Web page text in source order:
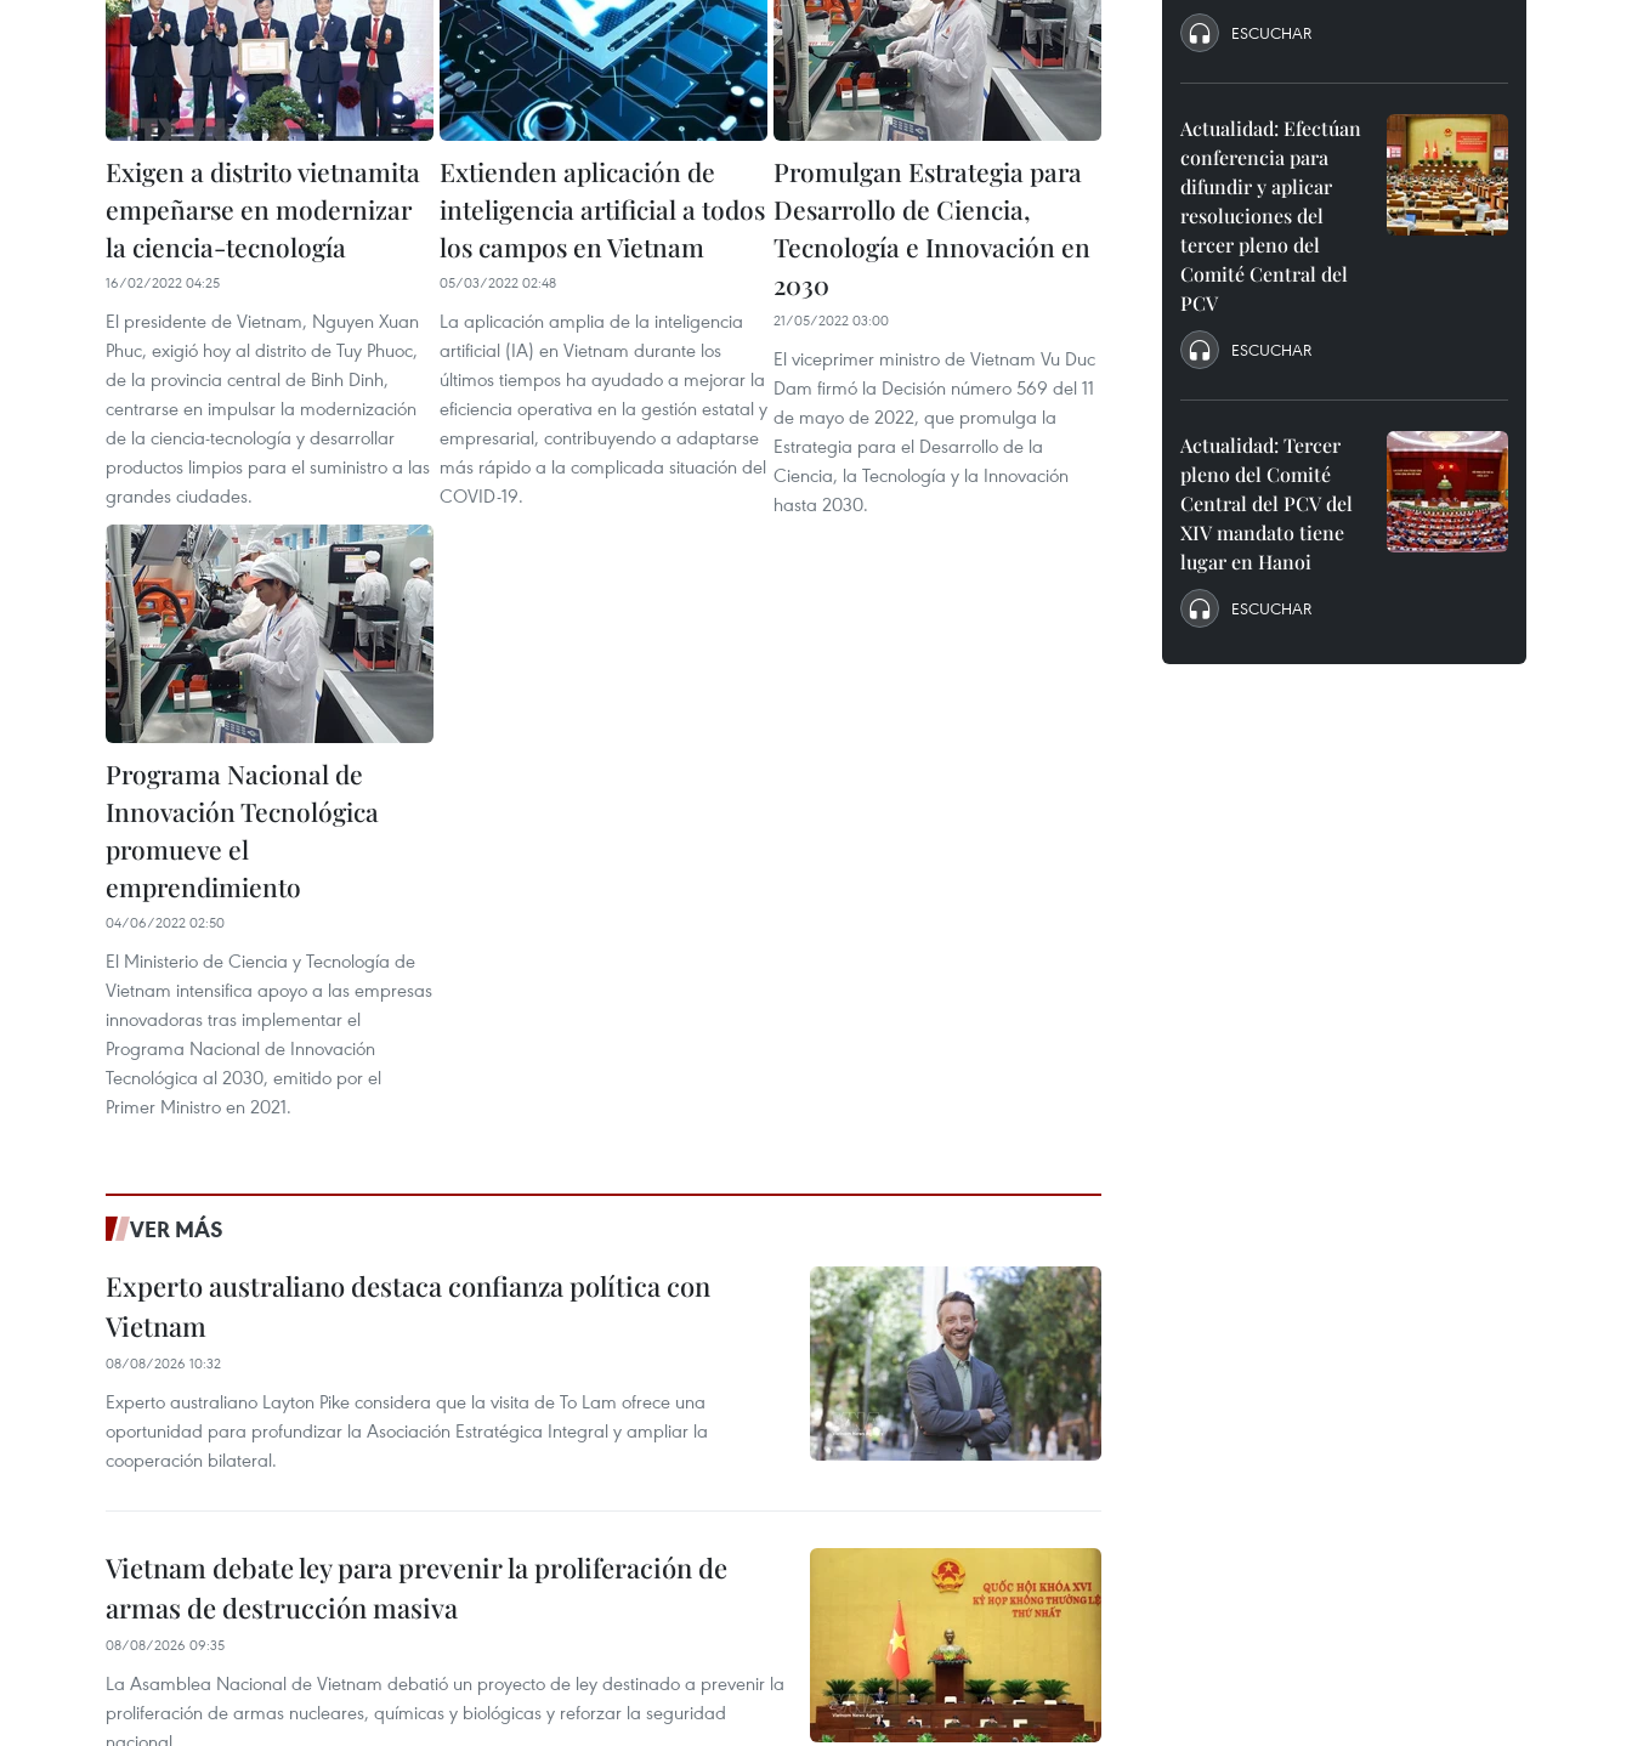
Exigen a distrito vietnamita
empeñarse en modernizar
la ciencia-tecnología
16/02/2022 04:25
El presidente de Vietnam, Nguyen Xuan
Phuc, exigió hoy al distrito de Tuy Phuoc,
de la provincia central de Binh Dinh,
centrarse en impulsar la modernización
de la ciencia-tecnología y desarrollar
productos limpios para el suministro a las
grandes ciudades.
Extienden aplicación de
inteligencia artificial a todos
los campos en Vietnam
05/03/2022 02:48
La aplicación amplia de la inteligencia
artificial (IA) en Vietnam durante los
últimos tiempos ha ayudado a mejorar la
eficiencia operativa en la gestión estatal y
empresarial, contribuyendo a adaptarse
más rápido a la complicada situación del
COVID-19.
Promulgan Estrategia para
Desarrollo de Ciencia,
Tecnología e Innovación en
2030
21/05/2022 03:00
El viceprimer ministro de Vietnam Vu Duc
Dam firmó la Decisión número 569 del 11
de mayo de 2022, que promulga la
Estrategia para el Desarrollo de la
Ciencia, la Tecnología y la Innovación
hasta 2030.
Programa Nacional de
Innovación Tecnológica
promueve el
emprendimiento
04/06/2022 02:50
El Ministerio de Ciencia y Tecnología de
Vietnam intensifica apoyo a las empresas
innovadoras tras implementar el
Programa Nacional de Innovación
Tecnológica al 2030, emitido por el
Primer Ministro en 2021.
VER MÁS
Experto australiano destaca confianza política con
Vietnam
08/08/2026 10:32
Experto australiano Layton Pike considera que la visita de To Lam ofrece una
oportunidad para profundizar la Asociación Estratégica Integral y ampliar la
cooperación bilateral.
Vietnam debate ley para prevenir la proliferación de
armas de destrucción masiva
08/08/2026 09:35
La Asamblea Nacional de Vietnam debatió un proyecto de ley destinado a prevenir la
proliferación de armas nucleares, químicas y biológicas y reforzar la seguridad
nacional.
ESCUCHAR
Actualidad: Efectúan
conferencia para
difundir y aplicar
resoluciones del
tercer pleno del
Comité Central del
PCV
ESCUCHAR
Actualidad: Tercer
pleno del Comité
Central del PCV del
XIV mandato tiene
lugar en Hanoi
ESCUCHAR